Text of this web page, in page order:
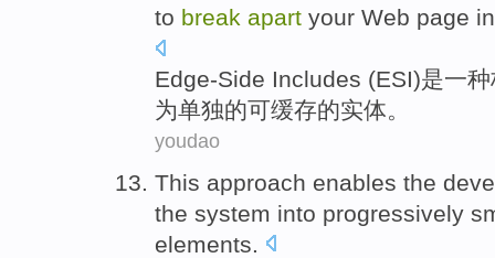
to break apart your Web page
Edge-Side Includes (ESI)是一种
为单独的可缓存的实体。
youdao
This approach enables the
the system into progressively
elements